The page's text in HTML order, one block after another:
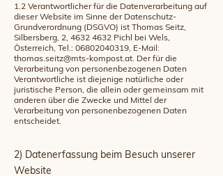
1.2 Verantwortlicher für die Datenverarbeitung auf
dieser Website im Sinne der Datenschutz-
Grundverordnung (DSGVO) ist Thomas Seitz,
Silbersberg, 2, 4632 4632 Pichl bei Wels,
Österreich, Tel.: 06802040319, E-Mail:
thomas.seitz@mts-kompost.at. Der für die
Verarbeitung von personenbezogenen Daten
Verantwortliche ist diejenige natürliche oder
juristische Person, die allein oder gemeinsam mit
anderen über die Zwecke und Mittel der
Verarbeitung von personenbezogenen Daten
entscheidet.
2) Datenerfassung beim Besuch unserer
Website